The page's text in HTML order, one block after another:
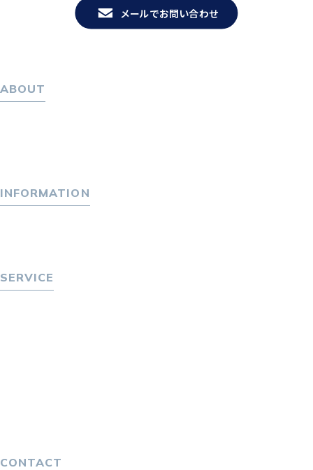
メールでお問い合わせ
ABOUT
INFORMATION
SERVICE
CONTACT